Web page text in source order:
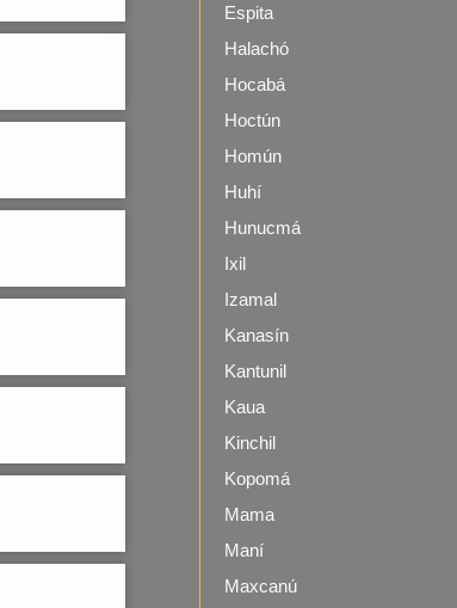
Espita
Halachó
Hocabá
Hoctún
Homún
Huhí
Hunucmá
Ixil
Izamal
Kanasín
Kantunil
Kaua
Kinchil
Kopomá
Mama
Maní
Maxcanú